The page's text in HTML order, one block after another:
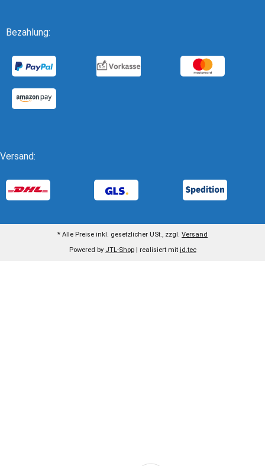
Bezahlung:
Versand:
* Alle Preise inkl. gesetzlicher USt., zzgl. Versand
Powered by JTL-Shop | realisiert mit jd.tec